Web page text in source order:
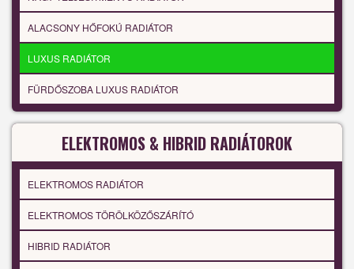
ALACSONY HŐFOKÚ RADIÁTOR
LUXUS RADIÁTOR
FÜRDŐSZOBA LUXUS RADIÁTOR
ELEKTROMOS & HIBRID RADIÁTOROK
ELEKTROMOS RADIÁTOR
ELEKTROMOS TÖRÖLKÖZŐSZÁRÍTÓ
HIBRID RADIÁTOR